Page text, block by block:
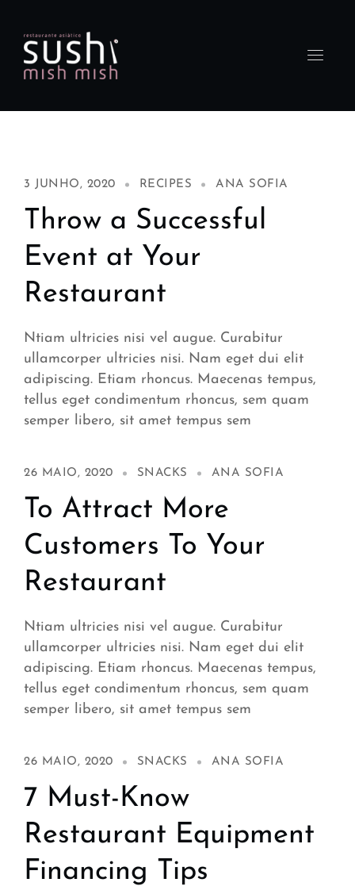
3 JUNHO, 2020 RECIPES ANA SOFIA
Throw a Successful
Event at Your
Restaurant
Ntiam ultricies nisi vel augue. Curabitur
ullamcorper ultricies nisi. Nam eget dui elit
adipiscing. Etiam rhoncus. Maecenas tempus,
tellus eget condimentum rhoncus, sem quam
semper libero, sit amet tempus sem
26 MAIO, 2020 SNACKS ANA SOFIA
To Attract More
Customers To Your
Restaurant
Ntiam ultricies nisi vel augue. Curabitur
ullamcorper ultricies nisi. Nam eget dui elit
adipiscing. Etiam rhoncus. Maecenas tempus,
tellus eget condimentum rhoncus, sem quam
semper libero, sit amet tempus sem
26 MAIO, 2020 SNACKS ANA SOFIA
7 Must-Know
Restaurant Equipment
Financing Tips